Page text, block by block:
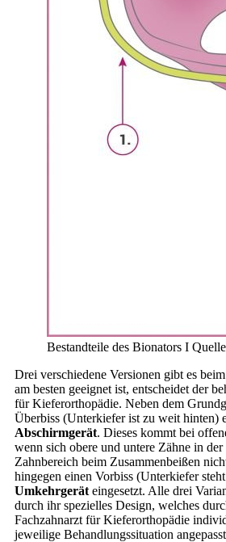
Bestandteile des Bionators I
Drei verschiedene Versionen gibt es
am besten geeignet ist, entscheidet der
für Kieferorthopädie. Neben dem
Überbiss (Unterkiefer ist zu weit hinten)
Abschirmgerät. Dieses kommt bei
wenn sich obere und untere Zähne in
Zahnbereich beim Zusammenbeißen
hingegen einen Vorbiss (Unterkiefer
Umkehrgerät eingesetzt. Alle drei
durch ihr spezielles Design, welches
Fachzahnarzt für Kieferorthopädie
jeweilige Behandlungssituation